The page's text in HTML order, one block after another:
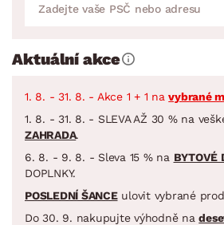
Aktuální akce
1. 8. - 31. 8. - Akce 1 + 1 navybrané
1. 8. - 31. 8. - SLEVA AŽ 30 % na
ZAHRADA.
6. 8. - 9. 8. - Sleva 15 % na BYTOVÉ
DOPLNKY.
POSLEDNÍ ŠANCEulovit vybrané
Do 30. 9. nakupujte výhodně na